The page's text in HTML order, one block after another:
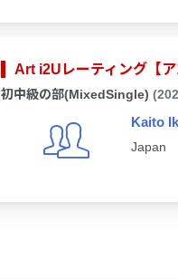
Art i2Uレーティング【ア
初中級の部(MixedSingle)
Kaito
Japan